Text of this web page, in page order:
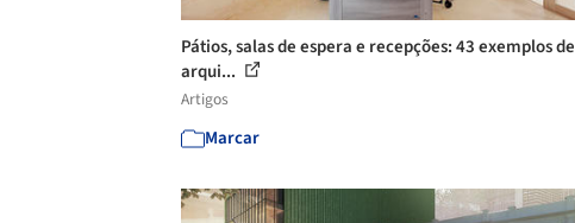
Pátios, salas de espera e recepções: 43 exemplos de
arqui...
Artigos
Marcar